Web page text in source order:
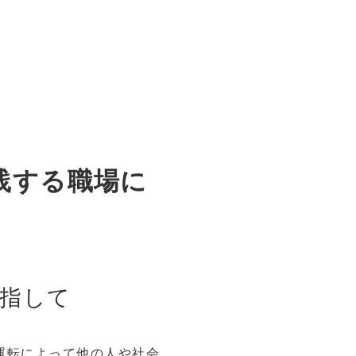
する職場に
して
によって他の人や社会